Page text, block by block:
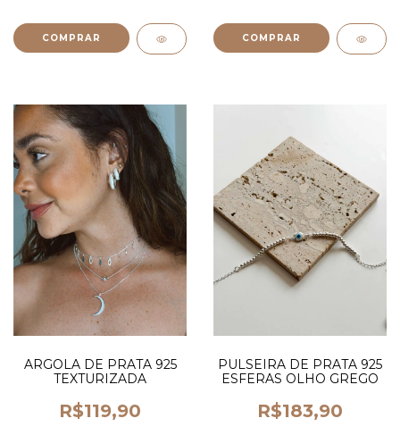
ARGOLA DE PRATA 925
TEXTURIZADA
R$119,90
PULSEIRA DE PRATA 925
ESFERAS OLHO GREGO
R$183,90